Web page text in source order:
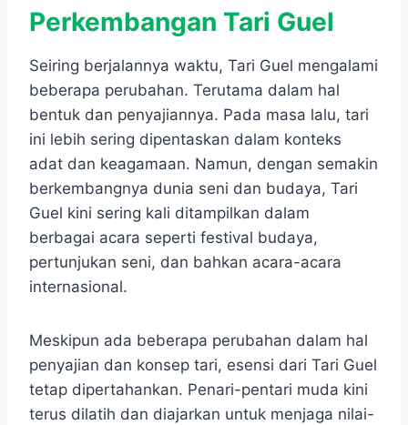
Perkembangan Tari Guel
Seiring berjalannya waktu, Tari Guel mengalami
beberapa perubahan. Terutama dalam hal
bentuk dan penyajiannya. Pada masa lalu, tari
ini lebih sering dipentaskan dalam konteks
adat dan keagamaan. Namun, dengan semakin
berkembangnya dunia seni dan budaya, Tari
Guel kini sering kali ditampilkan dalam
berbagai acara seperti festival budaya,
pertunjukan seni, dan bahkan acara-acara
internasional.
Meskipun ada beberapa perubahan dalam hal
penyajian dan konsep tari, esensi dari Tari Guel
tetap dipertahankan. Penari-pentari muda kini
terus dilatih dan diajarkan untuk menjaga nilai-